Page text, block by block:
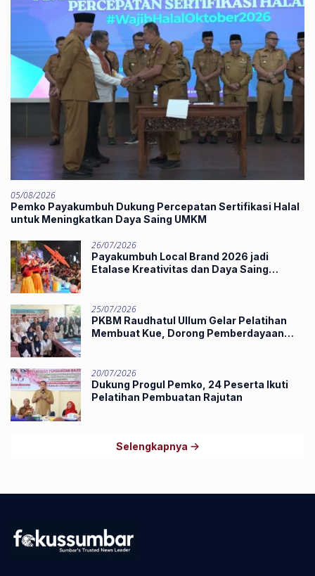
05/08/2026
Pemko Payakumbuh Dukung Percepatan Sertifikasi Halal
untuk Meningkatkan Daya Saing UMKM
26/07/2026
Payakumbuh Local Brand 2026 jadi
Etalase Kreativitas dan Daya Saing
25/07/2026
PKBM Raudhatul Ullum Gelar Pelatihan
Membuat Kue, Dorong Pemberdayaan
20/07/2026
Dukung Progul Pemko, 24 Peserta Ikuti
Pelatihan Pembuatan Rajutan
Selengkapnya